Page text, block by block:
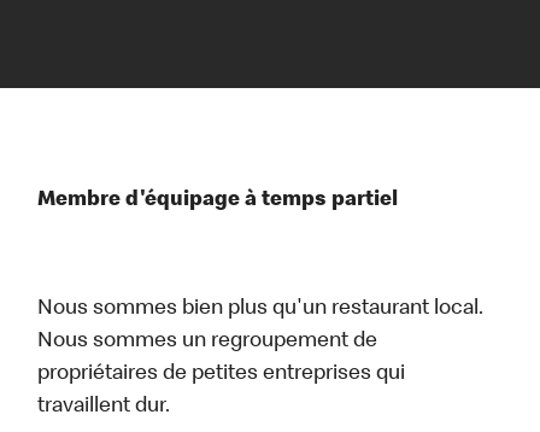
Membre d'équipage à temps partiel
Nous sommes bien plus qu'un restaurant local.
Nous sommes un regroupement de
propriétaires de petites entreprises qui
travaillent dur.